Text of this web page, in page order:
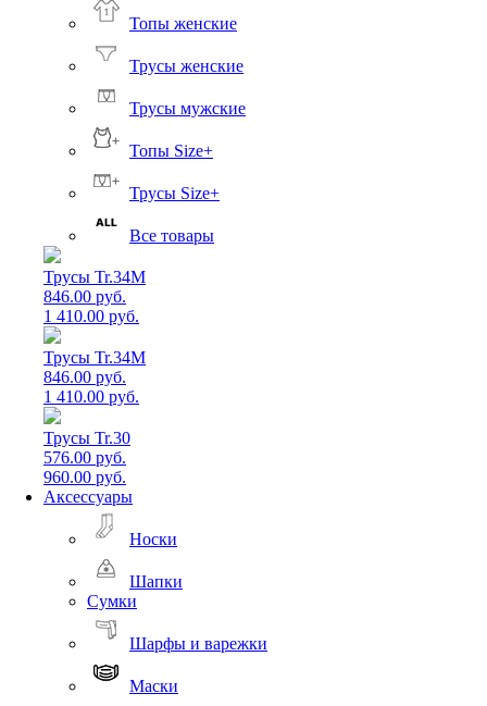
Топы женские
Трусы женские
Трусы мужские
Топы Size+
Трусы Size+
Все товары
Трусы Tr.34M
846.00 руб.
1 410.00 руб.
Трусы Tr.34M
846.00 руб.
1 410.00 руб.
Трусы Tr.30
576.00 руб.
960.00 руб.
Аксессуары
Носки
Шапки
Сумки
Шарфы и варежки
Маски